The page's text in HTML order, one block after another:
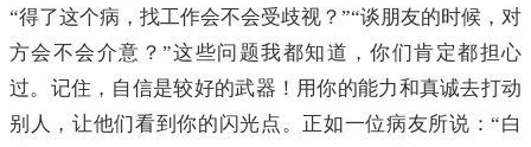
“得了这个病，找工作会不会受歧视？”“谈朋友的时候，对
方会不会介意？”这些问题我都知道，你们肯定都担心
过。记住，自信是较好的武器！用你的能力和真诚去打动
别人，让他们看到你的闪光点。正如一位病友所说：“白